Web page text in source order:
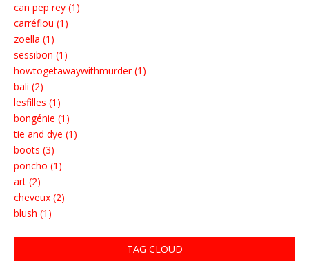
can pep rey (1)
carréflou (1)
zoella (1)
sessibon (1)
howtogetawaywithmurder (1)
bali (2)
lesfilles (1)
bongénie (1)
tie and dye (1)
boots (3)
poncho (1)
art (2)
cheveux (2)
blush (1)
TAG CLOUD